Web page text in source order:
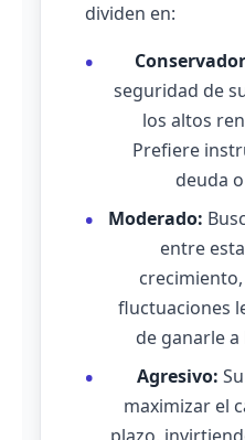
dividen en:
seguridad de
los altos
Prefiere
deuda
Moderado:
entre
fluctuaciones
de ganarle
Agresivo:
maximizar el